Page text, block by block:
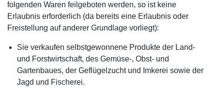
folgenden Waren feilgeboten werden, so ist keine
Erlaubnis erforderlich (da bereits eine Erlaubnis oder
Freistellung auf anderer Grundlage vorliegt):
Sie verkaufen selbstgewonnene Produkte der Land-
und Forstwirtschaft, des Gemüse-, Obst- und
Gartenbaues, der Geflügelzucht und Imkerei sowie der
Jagd und Fischerei.